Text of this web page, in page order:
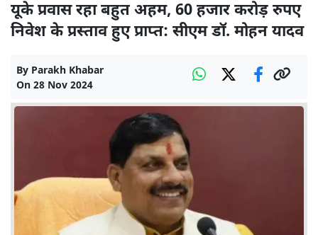
यूके प्रवास रहा बहुत अहम, 60 हजार करोड़ रुपए
निवेश के प्रस्ताव हुए प्राप्त: सीएम डॉ. मोहन यादव
By Parakh Khabar
On 28 Nov 2024